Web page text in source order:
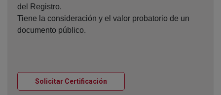
del Registro.
Tiene la consideración y el valor probatorio de un
documento público.
Solicitar Certificación